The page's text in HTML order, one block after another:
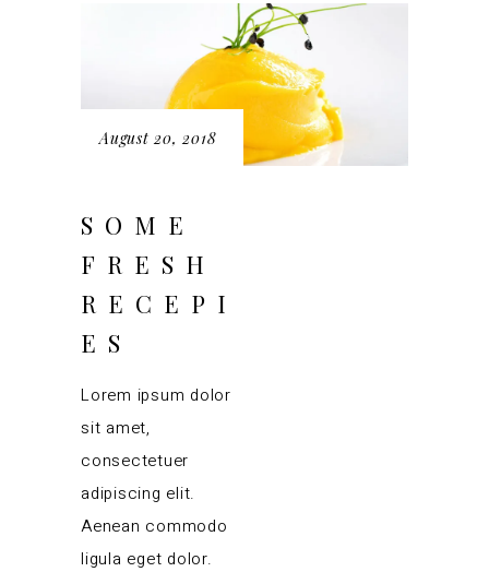
August 20, 2018
SOME
FRESH
RECEPI
ES
Lorem ipsum dolor
sit amet,
consectetuer
adipiscing elit.
Aenean commodo
ligula eget dolor.